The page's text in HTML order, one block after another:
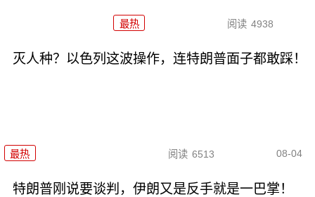
最热 阅读 4938
灭人种？以色列这波操作，连特朗普面子都敢踩！
最热 阅读 6513 08-04
特朗普刚说要谈判，伊朗又是反手就是一巴掌！